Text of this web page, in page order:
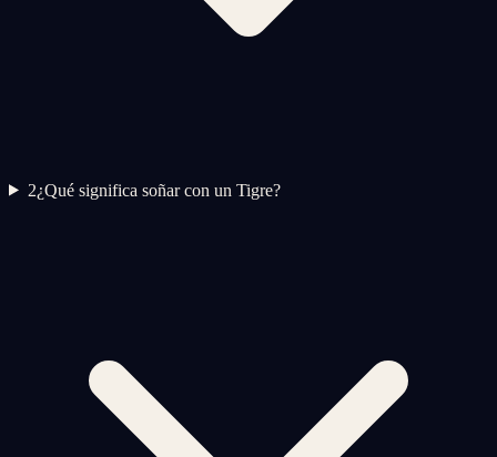
2¿Qué significa soñar con un Tigre?